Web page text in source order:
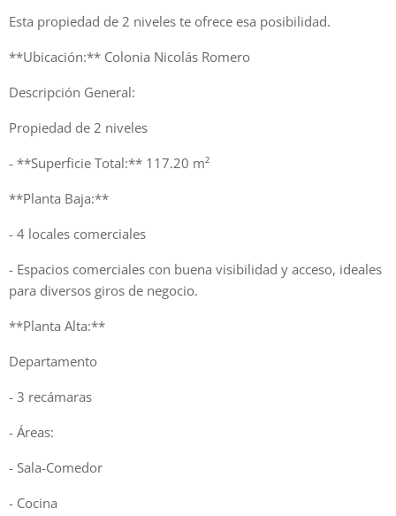
Esta propiedad de 2 niveles te ofrece esa posibilidad.
**Ubicación:** Colonia Nicolás Romero
Descripción General:
Propiedad de 2 niveles
- **Superficie Total:** 117.20 m²
**Planta Baja:**
- 4 locales comerciales
- Espacios comerciales con buena visibilidad y acceso, ideales
para diversos giros de negocio.
**Planta Alta:**
Departamento
- 3 recámaras
- Áreas:
- Sala-Comedor
- Cocina